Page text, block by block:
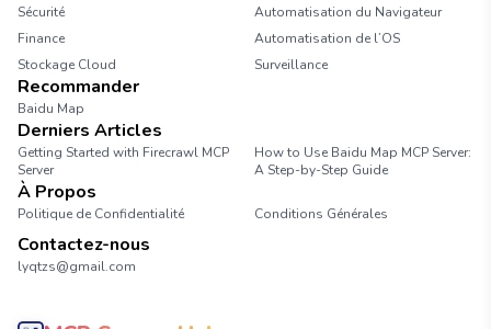
Sécurité
Automatisation du Navigateur
Finance
Automatisation de l’OS
Stockage Cloud
Surveillance
Recommander
Baidu Map
Derniers Articles
Getting Started with Firecrawl MCP
Server
How to Use Baidu Map MCP Server:
A Step-by-Step Guide
À Propos
Politique de Confidentialité Conditions Générales
Contactez-nous
lyqtzs@gmail.com